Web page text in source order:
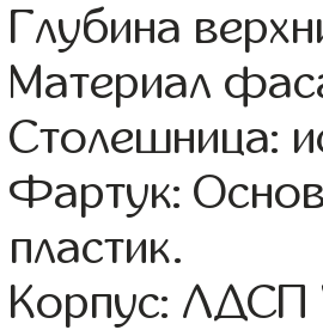
Глубина
Материал
Столешница:
Фартук:
пластик.
Корпус: ЛДСП